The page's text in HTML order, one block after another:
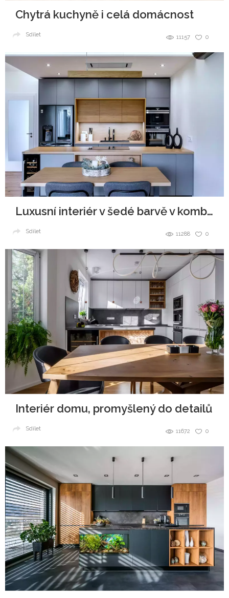
Chytrá kuchyně i celá domácnost
0
11157
Sdílet
Luxusní interiér v šedé barvě v kombinaci se dřevem
0
11288
Sdílet
Interiér domu, promyšlený do detailů
0
11672
Sdílet